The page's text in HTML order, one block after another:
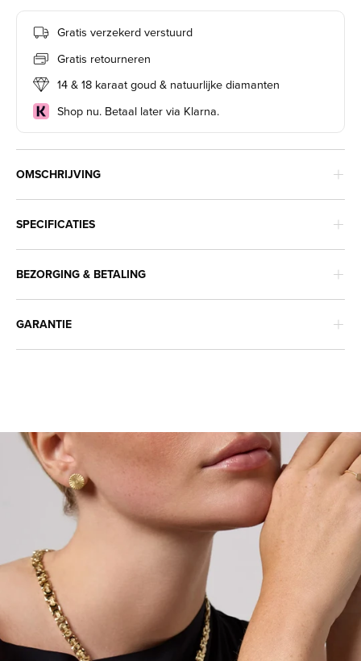
Gratis verzekerd verstuurd
Gratis retourneren
14 & 18 karaat goud & natuurlijke diamanten
Shop nu. Betaal later via Klarna.
OMSCHRIJVING
SPECIFICATIES
BEZORGING & BETALING
GARANTIE